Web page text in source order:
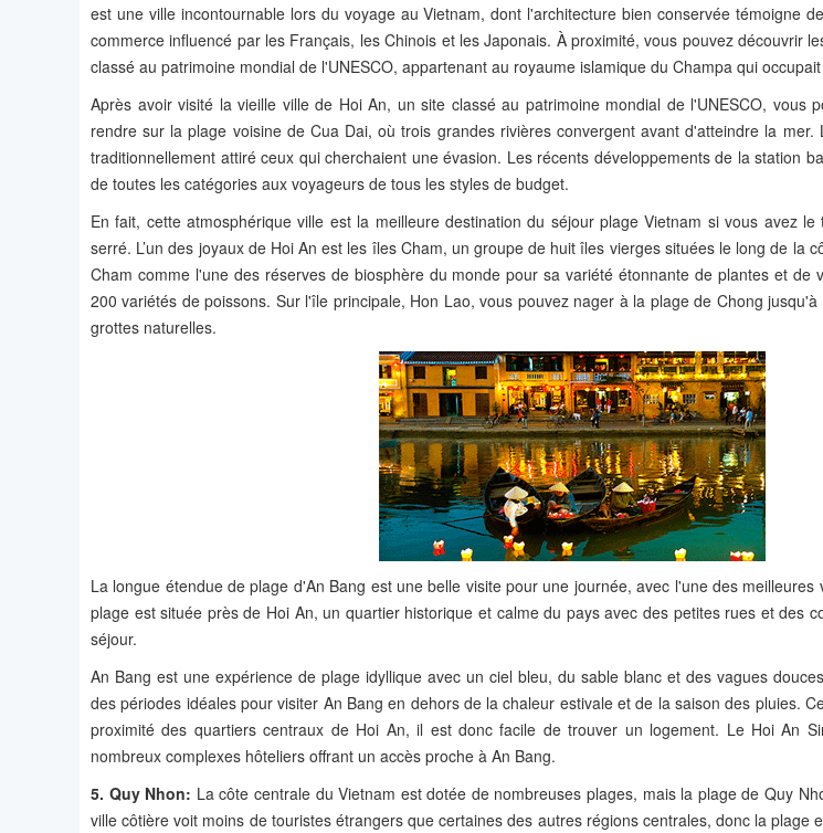
est une ville incontournable lors du voyage au Vietnam, dont l'architecture bien conservée témoigne
commerce influencé par les Français, les Chinois et les Japonais. À proximité, vous pouvez découvrir
classé au patrimoine mondial de l'UNESCO, appartenant au royaume islamique du Champa qui
Après avoir visité la vieille ville de Hoi An, un site classé au patrimoine mondial de l'UNESCO, vous
rendre sur la plage voisine de Cua Dai, où trois grandes rivières convergent avant d'atteindre la
traditionnellement attiré ceux qui cherchaient une évasion. Les récents développements de la station
de toutes les catégories aux voyageurs de tous les styles de budget.
En fait, cette atmosphérique ville est la meilleure destination du séjour plage Vietnam si vous avez
serré. L’un des joyaux de Hoi An est les îles Cham, un groupe de huit îles vierges situées le long de la
Cham comme l'une des réserves de biosphère du monde pour sa variété étonnante de plantes et de
200 variétés de poissons. Sur l'île principale, Hon Lao, vous pouvez nager à la plage de Chong
grottes naturelles.
La longue étendue de plage d'An Bang est une belle visite pour une journée, avec l'une des
plage est située près de Hoi An, un quartier historique et calme du pays avec des petites rues et des
séjour.
An Bang est une expérience de plage idyllique avec un ciel bleu, du sable blanc et des vagues
des périodes idéales pour visiter An Bang en dehors de la chaleur estivale et de la saison des pluies.
proximité des quartiers centraux de Hoi An, il est donc facile de trouver un logement. Le Hoi An
nombreux complexes hôteliers offrant un accès proche à An Bang.
5. Quy Nhon: La côte centrale du Vietnam est dotée de nombreuses plages, mais la plage de Quy
ville côtière voit moins de touristes étrangers que certaines des autres régions centrales, donc la plage